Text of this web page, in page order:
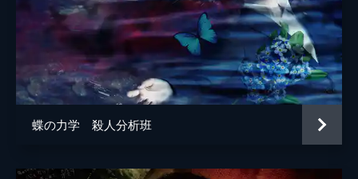
蝶の力学 殺人分析班